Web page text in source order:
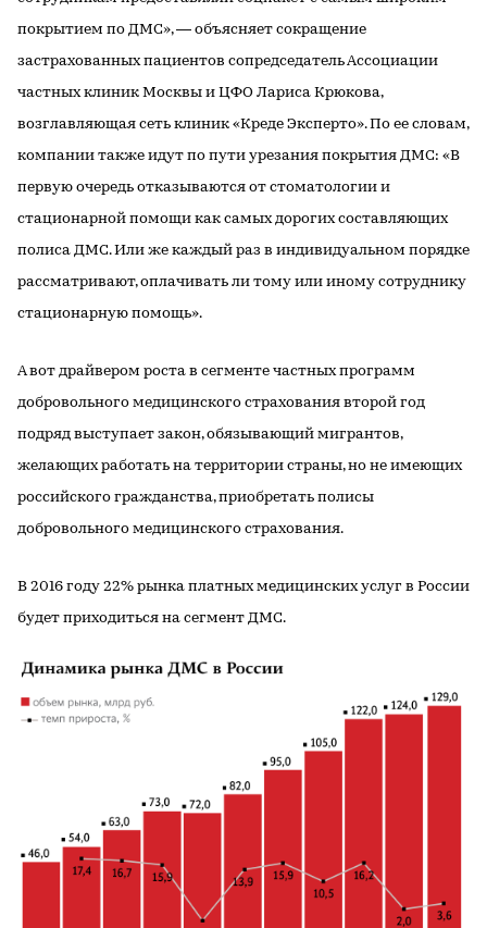
покрытием по ДМС», — объясняет сокращение
застрахованных пациентов сопредседатель Ассоциации
частных клиник Москвы и ЦФО Лариса Крюкова,
возглавляющая сеть клиник «Креде Эксперто». По ее словам,
компании также идут по пути урезания покрытия ДМС: «В
первую очередь отказываются от стоматологии и
стационарной помощи как самых дорогих составляющих
полиса ДМС. Или же каждый раз в индивидуальном порядке
рассматривают, оплачивать ли тому или иному сотруднику
стационарную помощь».
А вот драйвером роста в сегменте частных программ
добровольного медицинского страхования второй год
подряд выступает закон, обязывающий мигрантов,
желающих работать на территории страны, но не имеющих
российского гражданства, приобретать полисы
добровольного медицинского страхования.
В 2016 году 22% рынка платных медицинских услуг в России
будет приходиться на сегмент ДМС.